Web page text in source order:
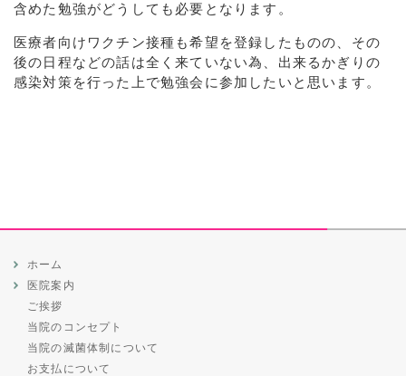
含めた勉強がどうしても必要となります。
医療者向けワクチン接種も希望を登録したものの、その
後の日程などの話は全く来ていない為、出来るかぎりの
感染対策を行った上で勉強会に参加したいと思います。
ホーム
医院案内
ご挨拶
当院のコンセプト
当院の滅菌体制について
お支払について